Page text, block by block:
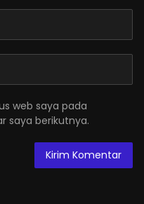
web saya pada
saya berikutnya.